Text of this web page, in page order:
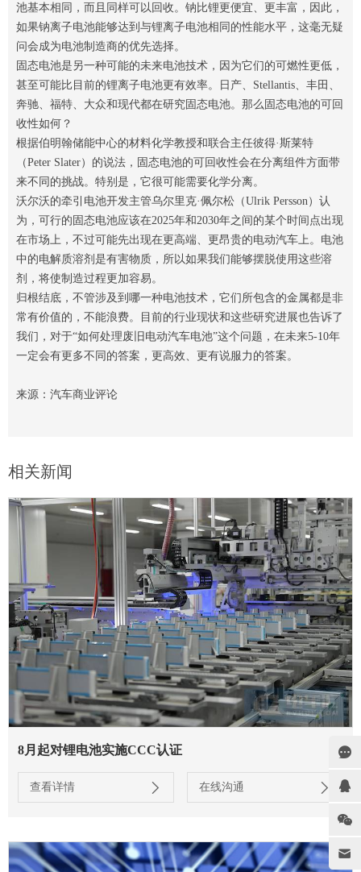
池基本相同，而且同样可以回收。钠比锂更便宜、更丰富，因此，
如果钠离子电池能够达到与锂离子电池相同的性能水平，这毫无疑
问会成为电池制造商的优先选择。
固态电池是另一种可能的未来电池技术，因为它们的可燃性更低，
甚至可能比目前的锂离子电池更有效率。日产、Stellantis、丰田、
奔驰、福特、大众和现代都在研究固态电池。那么固态电池的可回
收性如何？
根据伯明翰储能中心的材料化学教授和联合主任彼得·斯莱特
（Peter Slater）的说法，固态电池的可回收性会在分离组件方面带
来不同的挑战。特别是，它很可能需要化学分离。
沃尔沃的牵引电池开发主管乌尔里克·佩尔松（Ulrik Persson）认
为，可行的固态电池应该在2025年和2030年之间的某个时间点出现
在市场上，不过可能先出现在更高端、更昂贵的电动汽车上。电池
中的电解质溶剂是有害物质，所以如果我们能够摆脱使用这些溶
剂，将使制造过程更加容易。
归根结底，不管涉及到哪一种电池技术，它们所包含的金属都是非
常有价值的，不能浪费。目前的行业现状和这些研究进展也告诉了
我们，对于“如何处理废旧电动汽车电池”这个问题，在未来5-10年
一定会有更多不同的答案，更高效、更有说服力的答案。
来源：汽车商业评论
相关新闻
8月起对锂电池实施CCC认证
查看详情 在线沟通